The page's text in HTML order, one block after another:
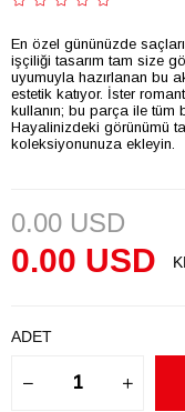
En özel gününüzde
işçiliği tasarım tam size
uyumuyla hazırlanan bu
estetik katıyor. İster
kullanın; bu parça ile tüm
Hayalinizdeki görünümü
koleksiyonunuza ekleyin.
0.00 USD
0.00 USD
ADET